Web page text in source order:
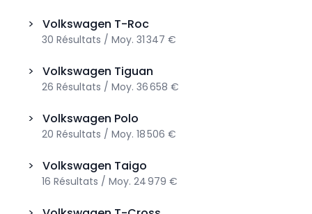
> Volkswagen T-Roc
30 Résultats / Moy. 31 347 €
> Volkswagen Tiguan
26 Résultats / Moy. 36 658 €
> Volkswagen Polo
20 Résultats / Moy. 18 506 €
> Volkswagen Taigo
16 Résultats / Moy. 24 979 €